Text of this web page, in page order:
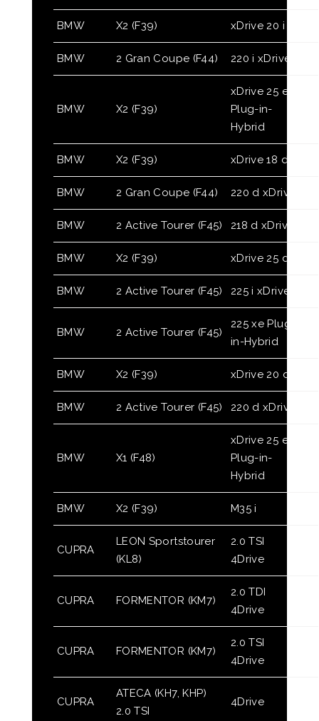
BMW X2 (F39) xDrive 20 i
BMW 2 Gran Coupe (F44) 220 i xDrive
BMW X2 (F39)
xDrive 25 e
Plug-in-
Hybrid
BMW X2 (F39) xDrive 18 d
BMW 2 Gran Coupe (F44) 220 d xDrive
BMW 2 Active Tourer (F45) 218 d xDrive
BMW X2 (F39) xDrive 25 d
BMW 2 Active Tourer (F45) 225 i xDrive
BMW 2 Active Tourer (F45)
225 xe Plug-
in-Hybrid
BMW X2 (F39) xDrive 20 d
BMW 2 Active Tourer (F45) 220 d xDrive
BMW X1 (F48)
xDrive 25 e
Plug-in-
Hybrid
BMW X2 (F39) M35 i
CUPRA
LEON Sportstourer
(KL8)
2.0 TSI
4Drive
CUPRA FORMENTOR (KM7)
2.0 TDI
4Drive
CUPRA FORMENTOR (KM7)
2.0 TSI
4Drive
CUPRA
ATECA (KH7, KHP)
2.0 TSI
4Drive